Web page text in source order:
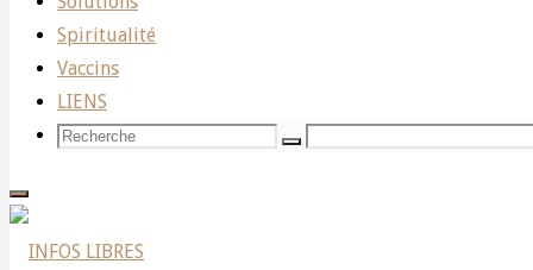
Spiritualité
Vaccins
LIENS
Recherche
Recherche
Recherche
de santé
le
premier
pays